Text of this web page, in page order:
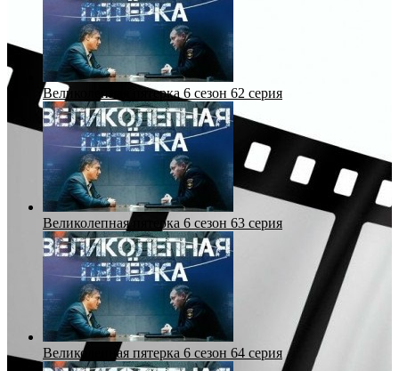
Великолепная пятерка 6 сезон 62 серия
Великолепная пятерка 6 сезон 63 серия
Великолепная пятерка 6 сезон 64 серия